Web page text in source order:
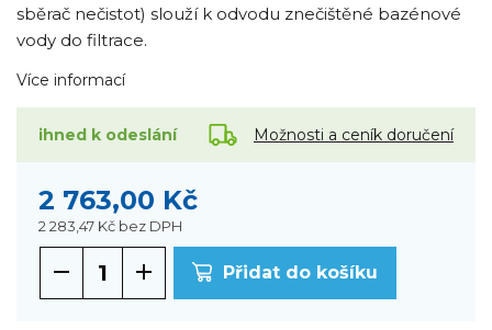
sběrač nečistot) slouží k odvodu znečištěné bazénové
vody do filtrace.
Více informací
ihned k odeslání Možnosti a ceník doručení
2 763,00 Kč
2 283,47 Kč bez DPH
Přidat do košíku